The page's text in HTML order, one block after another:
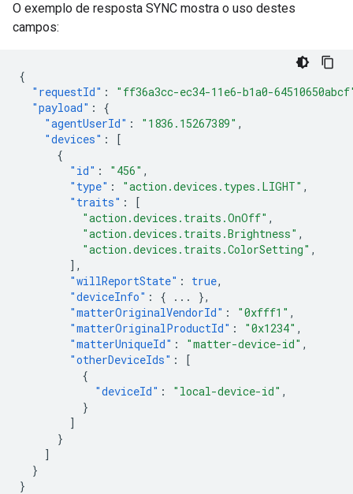
O exemplo de resposta SYNC mostra o uso destes
campos:
{
"requestId" :
"ff36a3cc-ec34-11e6-b1a0-
"payload" :
{
"agentUserId" : "1836.15267389" ,
"devices" :
[
{
"id" : "456" ,
"type" : "action.devices.types.LIGHT" ,
"traits" :
[
"action.devices.traits.OnOff" ,
"action.devices.traits.Brightness" ,
"action.devices.traits.ColorSetting" ,
],
"willReportState" : true,
"deviceInfo" : { ...
},
"matterOriginalVendorId" : "0xfff1" ,
"matterOriginalProductId" : "0x1234" ,
"matterUniqueId" : "matter-device-id" ,
"otherDeviceIds" :
[
{
"deviceId" : "local-device-id" ,
}
]
}
]
}
}